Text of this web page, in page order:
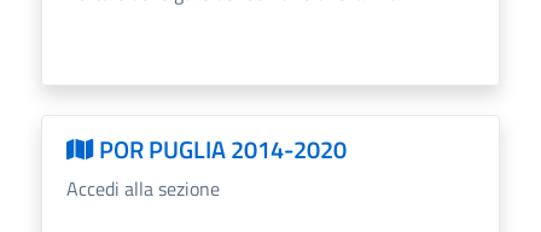
POR PUGLIA 2014-2020
Accedi alla sezione